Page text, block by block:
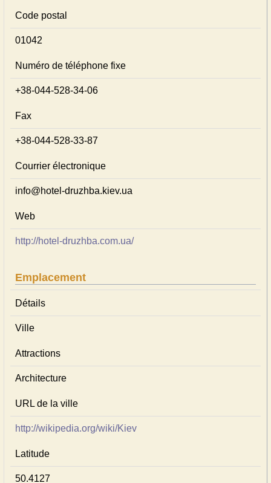
Code postal
01042
Numéro de téléphone fixe
+38-044-528-34-06
Fax
+38-044-528-33-87
Courrier électronique
info@hotel-druzhba.kiev.ua
Web
http://hotel-druzhba.com.ua/
Emplacement
Détails
Ville
Attractions
Architecture
URL de la ville
http://wikipedia.org/wiki/Kiev
Latitude
50.4127